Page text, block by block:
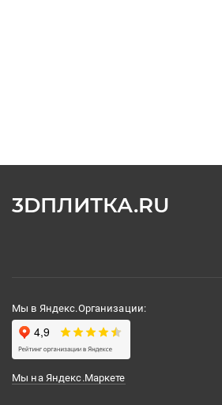
3DПЛИТКА.RU
Мы в Яндекс.Организации:
Мы на Яндекс.Маркете